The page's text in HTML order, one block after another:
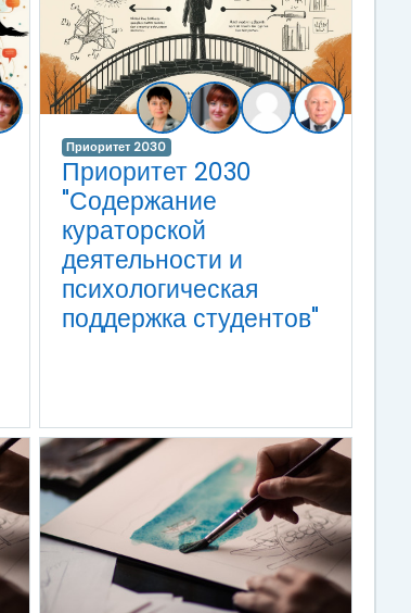
Приоритет 2030
Приоритет 2030
"Содержание
кураторской
деятельности и
психологическая
поддержка студентов"